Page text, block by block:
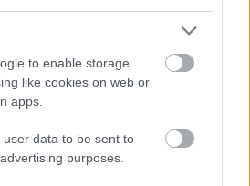
to enable storage
like cookies on web or
apps.
user data to be sent to
purposes.korszerűsíteni